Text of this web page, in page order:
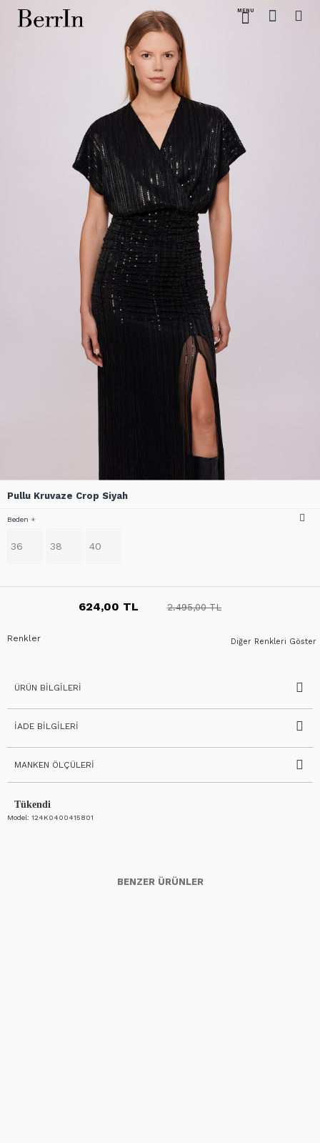
Pullu Kruvaze Crop Siyah
Tükendi
Model: 124K0400415801
624,00 TL 2.495,00 TL
Beden
36 38 40
Diğer Renkleri Göster
Renkler
ÜRÜN BILGILERI
İADE BILGILERI
MANKEN ÖLÇÜLERI
BENZER ÜRÜNLER